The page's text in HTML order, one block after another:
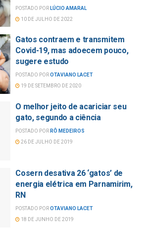
POSTADO POR LÚCIO AMARAL
10 DE JULHO DE 2022
Gatos contraem e transmitem
Covid-19, mas adoecem pouco,
sugere estudo
POSTADO POROTAVIANO LACET
19 DE SETEMBRO DE 2020
O melhor jeito de acariciar seu
gato, segundo a ciência
POSTADO POR RÔ MEDEIROS
26 DE JULHO DE 2019
Cosern desativa 26 ‘gatos’ de
energia elétrica em Parnamirim,
RN
POSTADO POROTAVIANO LACET
18 DE JUNHO DE 2019